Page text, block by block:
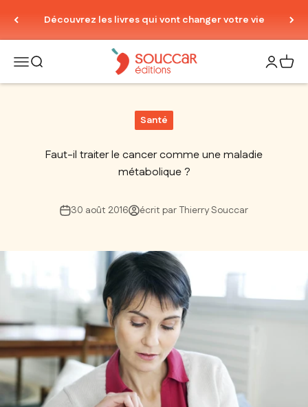
Découvrez les livres qui vont changer votre vie
Ouvrir la navigation
Ouvrir la rechercheThierry Souccar Editions Ouvrir
Voir
Santé
Faut-il traiter le cancer comme une maladie
métabolique ?
30 août 2016 écrit par Thierry Souccar